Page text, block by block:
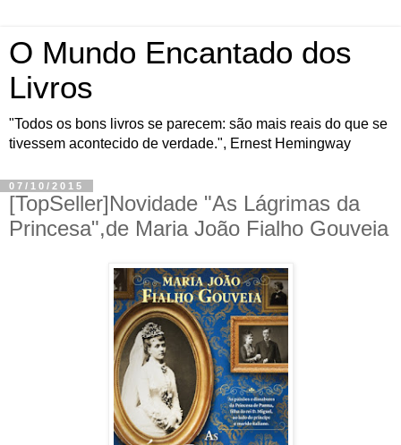
O Mundo Encantado dos
Livros
"Todos os bons livros se parecem: são mais reais do que se
tivessem acontecido de verdade.", Ernest Hemingway
07/10/2015
[TopSeller]Novidade "As Lágrimas da
Princesa",de Maria João Fialho Gouveia